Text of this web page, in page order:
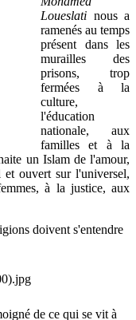
Loueslati nous a
ramenés au temps
présent dans les
murailles des
prisons, trop
fermées à la
culture,
l'éducation
nationale, aux
familles et à la
un Islam de l'amour,
et ouvert sur l'universel,
à la justice, aux
doivent s'entendre
de ce qui se vit à